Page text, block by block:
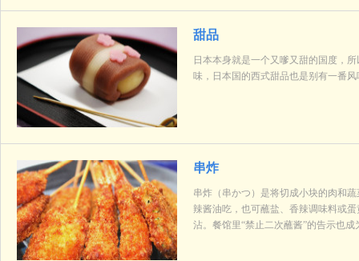
甜品
日本本身就是一个又嗲又甜的国度，
味，日本国的西式甜品也是别有一番
串炸
串炸（串かつ）是将切成小块的肉和
辣酱油吃，也可蘸盐、香辣调味料或
沾。餐馆里“禁止二次蘸酱”的告示也